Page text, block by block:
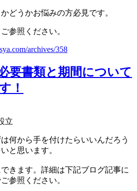
どうかお悩みの方必見です。
参照ください。
archives/358
要書類と期間について
！
立
何から手を付けたらいいんだろう
と思います。
きます。詳細は下記ブログ記事に
参照ください。